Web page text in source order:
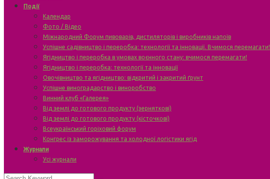
Події
Календар
Фото / Відео
Міжнародний Форум пивоварів, дистиляторів і виробників напоїв
Успішне садівництво і переробка: технології та інновації. Вчимося перемагати!
Ягідництво і переробка в умовах воєнного стану: вчимося перемагати!
Ягідництво і переробка: технології та інновації
Овочівництво та ягідництво: відкритий і закритий ґрунт
Успішне виноградарство і виноробство
Винний клуб «Галерея»
Від землі до готового продукту (зерняткові)
Від землі до готового продукту (кісточкові)
Всеукраїнський горіховий форум
Конгрес із заморожування та холодної логістики ягід
Журнали
Усі журнали